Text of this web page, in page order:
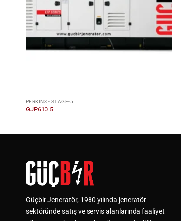
PERKINS - STAGE-5
GJP610-5
Güçbir Jeneratör, 1980 yılında jeneratör
sektöründe satış ve servis alanlarında faaliyet